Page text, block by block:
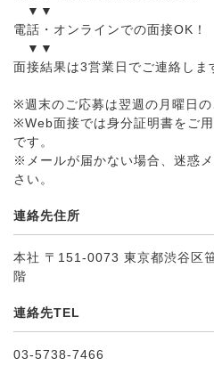
▼▼
電話・オンラインでの面接OK！
▼▼
面接結果は3営業日でご連絡しま
※週末のご応募は翌週の月曜日の
※Web面接では身分証明書をご
です。
※メールが届かない場合、迷惑
さい。
連絡先住所
本社 〒151-0073 東京都渋谷区
階
連絡先TEL
03-5738-7466